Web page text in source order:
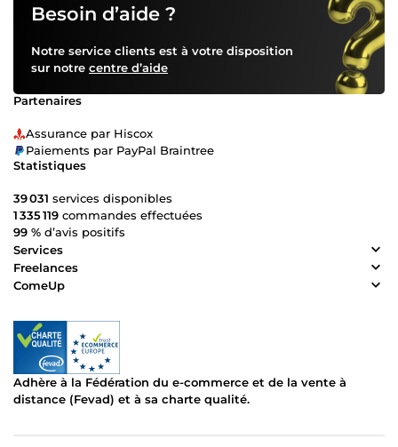
Besoin d’aide ?
Notre service clients est à votre disposition
sur notre centre d’aide
Partenaires
Assurance par Hiscox
Paiements par PayPal Braintree
Statistiques
39 031 services disponibles
1 335 119 commandes effectuées
99 % d’avis positifs
Services
Freelances
ComeUp
Adhère à la Fédération du e-commerce et de la vente à
distance (Fevad) et à sa charte qualité.